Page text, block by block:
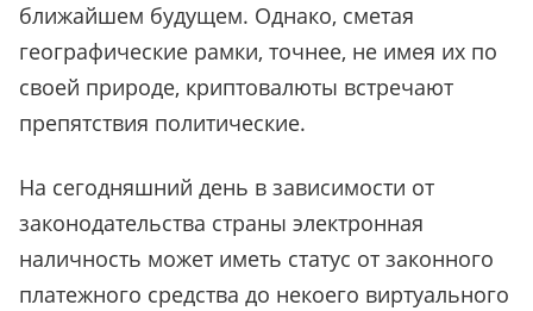
ближайшем будущем. Однако, сметая
географические рамки, точнее, не имея их по
своей природе, криптовалюты встречают
препятствия политические.
На сегодняшний день в зависимости от
законодательства страны электронная
наличность может иметь статус от законного
платежного средства до некоего виртуального